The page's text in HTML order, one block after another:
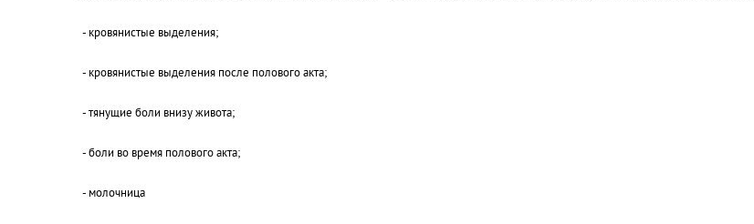
- кровянистые выделения;
- кровянистые выделения после полового акта;
- тянущие боли внизу живота;
- боли во время полового акта;
- молочница